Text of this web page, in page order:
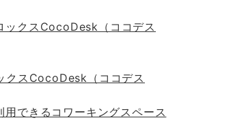
クスCocoDesk（ココデス